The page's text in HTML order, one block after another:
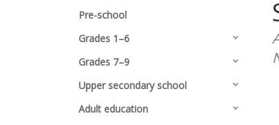
Pre-school
Grades 1–6
Grades 7–9
Upper secondary school
Adult education